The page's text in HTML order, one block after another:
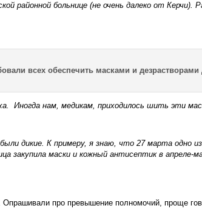
районной больнице (не очень далеко от
всех обеспечить масками и
Иногда нам, медикам, приходилось шить эти
дикие. К примеру, я знаю, что 27 марта одно
закупила маски и кожный антисептик в
про превышение полномочий, проще